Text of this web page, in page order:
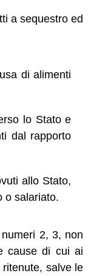
a sequestro ed
di alimenti
lo Stato e
dal rapporto
allo Stato,
o salariato.
2, 3, non
cause di cui ai
salve le